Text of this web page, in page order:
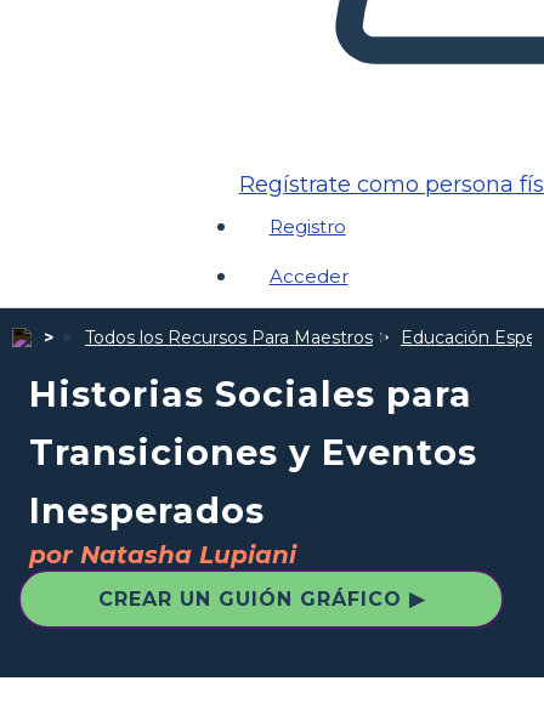
Regístrate como persona
Registro
Acceder
Todos los Recursos Para Maestros Educación
Historias Sociales para
Transiciones y Eventos
Inesperados
por Natasha Lupiani
CREAR UN GUIÓN GRÁFICO ▶